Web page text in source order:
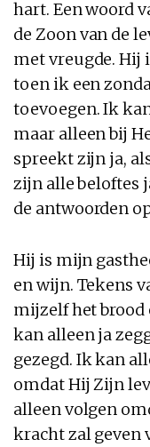
hart. Een woord
de Zoon van de
met vreugde. Hij
toen ik een
toevoegen. Ik
maar alleen bij
spreekt zijn ja,
zijn alle beloftes
de antwoorden
Hij is mijn
en wijn. Tekens
mijzelf het brood
kan alleen ja
gezegd. Ik kan
omdat Hij Zijn
alleen volgen
kracht zal geven